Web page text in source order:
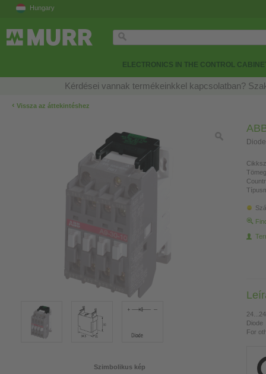
Hungary
ELECTRONICS IN THE CONTROL
Kérdései vannak termékeinkkel kapcsolatban?
‹ Vissza az áttekintéshez
Szimbolikus kép
Diode
For